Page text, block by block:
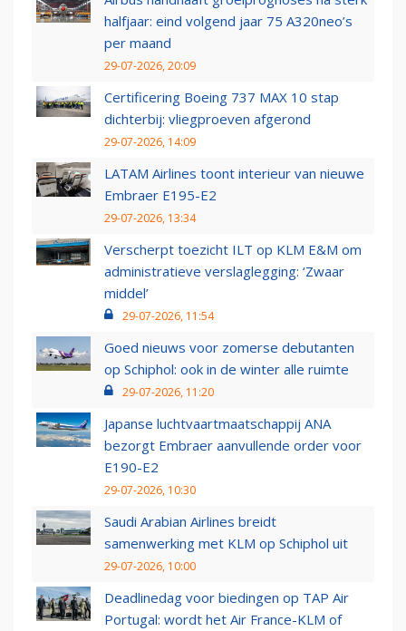
halfjaar: eind volgend jaar 75 A320neo’s
per maand
29-07-2026, 20:09
Certificering Boeing 737 MAX 10 stap
dichterbij: vliegproeven afgerond
29-07-2026, 14:09
LATAM Airlines toont interieur van nieuwe
Embraer E195-E2
29-07-2026, 13:34
Verscherpt toezicht ILT op KLM E&M om
administratieve verslaglegging: ‘Zwaar
middel’
29-07-2026, 11:54
Goed nieuws voor zomerse debutanten
op Schiphol: ook in de winter alle ruimte
29-07-2026, 11:20
Japanse luchtvaartmaatschappij ANA
bezorgt Embraer aanvullende order voor
E190-E2
29-07-2026, 10:30
Saudi Arabian Airlines breidt
samenwerking met KLM op Schiphol uit
29-07-2026, 10:00
Deadlinedag voor biedingen op TAP Air
Portugal: wordt het Air France-KLM of